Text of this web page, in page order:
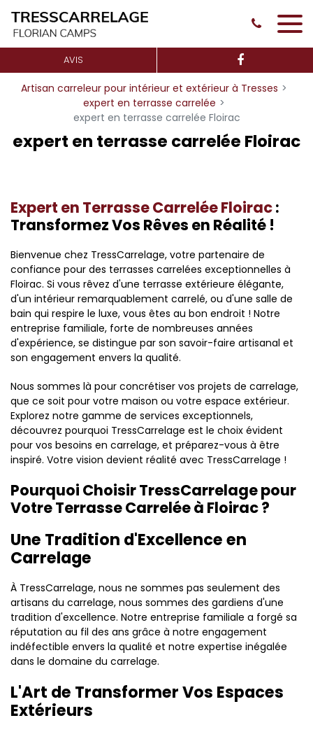
AVIS
Artisan carreleur pour intérieur et extérieur à Tresses
expert en terrasse carrelée
expert en terrasse carrelée Floirac
expert en terrasse carrelée Floirac
Expert en Terrasse Carrelée Floirac:
Transformez Vos Rêves en Réalité !
Bienvenue chez TressCarrelage, votre partenaire de
confiance pour des terrasses carrelées exceptionnelles à
Floirac. Si vous rêvez d'une terrasse extérieure élégante,
d'un intérieur remarquablement carrelé, ou d'une salle de
bain qui respire le luxe, vous êtes au bon endroit ! Notre
entreprise familiale, forte de nombreuses années
d'expérience, se distingue par son savoir-faire artisanal et
son engagement envers la qualité.
Nous sommes là pour concrétiser vos projets de carrelage,
que ce soit pour votre maison ou votre espace extérieur.
Explorez notre gamme de services exceptionnels,
découvrez pourquoi TressCarrelage est le choix évident
pour vos besoins en carrelage, et préparez-vous à être
inspiré. Votre vision devient réalité avec TressCarrelage !
Pourquoi Choisir TressCarrelage pour
Votre Terrasse Carrelée à Floirac ?
Une Tradition d'Excellence en
Carrelage
À TressCarrelage, nous ne sommes pas seulement des
artisans du carrelage, nous sommes des gardiens d'une
tradition d'excellence. Notre entreprise familiale a forgé sa
réputation au fil des ans grâce à notre engagement
indéfectible envers la qualité et notre expertise inégalée
dans le domaine du carrelage.
L'Art de Transformer Vos Espaces
Extérieurs